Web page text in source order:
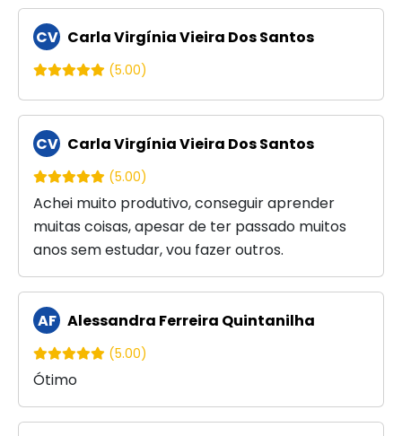
CV Carla Virgínia Vieira Dos Santos
(5.00)
CV Carla Virgínia Vieira Dos Santos
(5.00)
Achei muito produtivo, conseguir aprender
muitas coisas, apesar de ter passado muitos
anos sem estudar, vou fazer outros.
AF Alessandra Ferreira Quintanilha
(5.00)
Ótimo